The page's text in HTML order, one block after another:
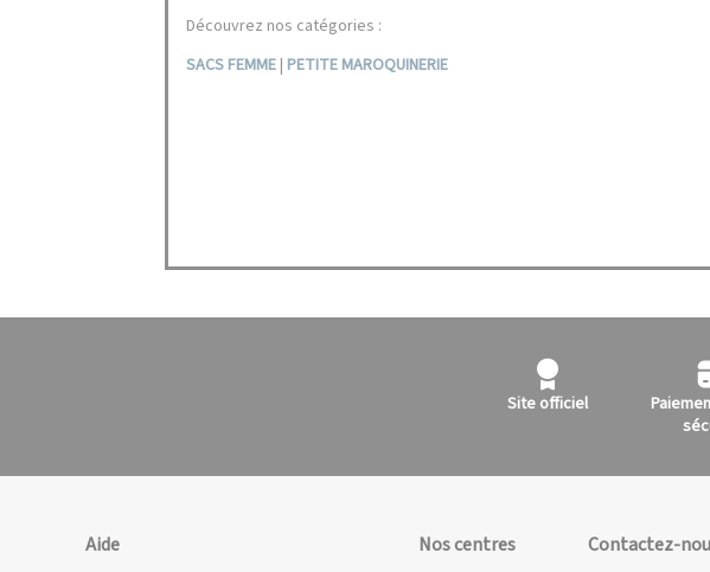
Découvrez nos catégories :
SACS FEMME | PETITE MAROQUINERIE
Site officiel
Aide Nos centres Contactez-